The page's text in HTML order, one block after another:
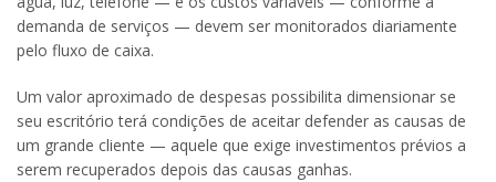
demanda de serviços — devem ser monitorados diariamente
pelo fluxo de caixa.
Um valor aproximado de despesas possibilita dimensionar se
seu escritório terá condições de aceitar defender as causas de
um grande cliente — aquele que exige investimentos prévios a
serem recuperados depois das causas ganhas.